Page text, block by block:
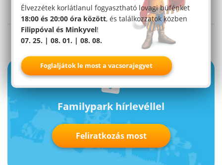
Familypark hírlevéllel
Feliratkozás most
Élvezzétek korlátlanul fogyasztható lovagi büfénket
18:00 és 20:00 óra között, és találkozzatok közben
Filippóval és Minkyvel!
07. 25. | 08. 01. | 08. 08.
Foglaljátok le most a vacsorajegyet